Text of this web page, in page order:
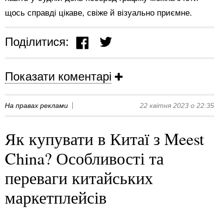
щось справді цікаве, свіже й візуально приємне.
Поділитися:
Показати коментарі
На правах реклами 22 квітня 2023 о 22:35
Як купувати в Китаї з Meest
China? Особливості та
переваги китайських
маркетплейсів